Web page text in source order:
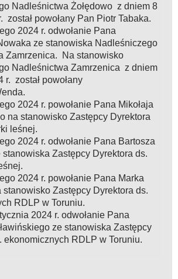
Nadleśnictwa Żołędowo z dniem 8
został powołany Pan Piotr Tabaka.
2024 r. odwołanie Pana
ze stanowiska Nadleśniczego
Zamrzenica. Na stanowisko
Nadleśnictwa Zamrzenica z dniem
r. został powołany
2024 r. powołanie Pana Mikołaja
na stanowisko Zastępcy Dyrektora
leśnej.
2024 r. odwołanie Pana Bartosza
stanowiska Zastępcy Dyrektora ds.
2024 r. powołanie Pana Marka
stanowisko Zastępcy Dyrektora ds.
RDLP w Toruniu.
2024 r. odwołanie Pana
ze stanowiska Zastępcy
ekonomicznych RDLP w Toruniu.